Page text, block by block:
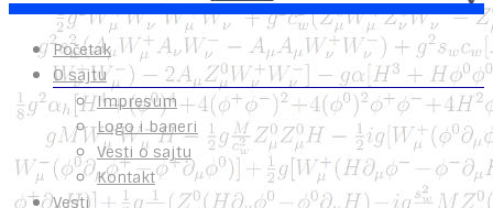
Početak
O sajtu
Impresum
Logo i baneri
Vesti o sajtu
Kontakt
Vesti